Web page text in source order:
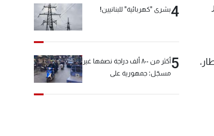
4بشرى "كهربائية" للبنانيين!
5
أكثر من ٨٠٠ ألف دراجة نصفها غير
مسجّل: جمهورية على